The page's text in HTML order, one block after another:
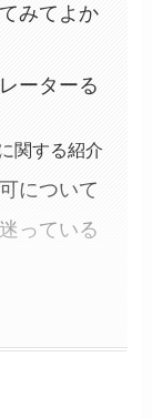
みてよか
ーターる
関する紹介
について
っている